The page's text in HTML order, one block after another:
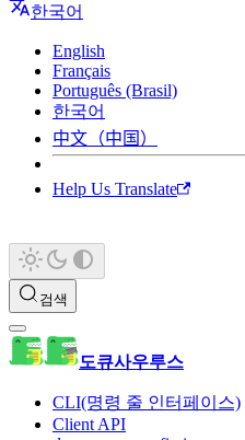
한국어
English
Français
Português (Brasil)
한국어
中文（中国）
Help Us Translate
검색
도큐사우루스
CLI(명령 줄 인터페이스)
Client API